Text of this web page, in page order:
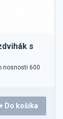
s
nosnosti 600
Do košíka